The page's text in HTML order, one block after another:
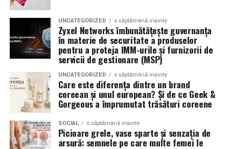
Anvelopele ca element vizual la show-uri auto
La evenimentele auto din Cluj, anvelopele nu sunt doar
componente functionale, ci si elemente vizuale. Publicul
si fotografii surprind adesea detalii precum modul in
care roata umple aripa, distanta fata de caroserie si
aspectul general al ansamblului roata-janta.
Anvelopele curate, cu dimensiuni corecte si uzura
uniforma, contribuie la imaginea profesionala a unei
masini de show. In multe cazuri, acestea completeaza
jantele si intaresc conceptul ales de proprietar, fie ca
vorbim despre un stil elegant, sportiv sau minimalist.
UNCATEGORIZED o săptămână inainte
Zyxel Networks îmbunătățește guvernanța
în materie de securitate a produselor
pentru a proteja IMM-urile și furnizorii de
servicii de gestionare (MSP)
UNCATEGORIZED o săptămână inainte
Care este diferența dintre un brand
coreean și unul european? Și de ce Geek &
Gorgeous a împrumutat trăsături coreene
SOCIAL o săptămână inainte
Picioare grele, vase sparte și senzația de
arsură: semnele pe care multe femei le